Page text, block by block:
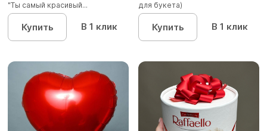
"Ты самый красивый...
Купить В 1 клик
для букета)
Купить В 1 клик